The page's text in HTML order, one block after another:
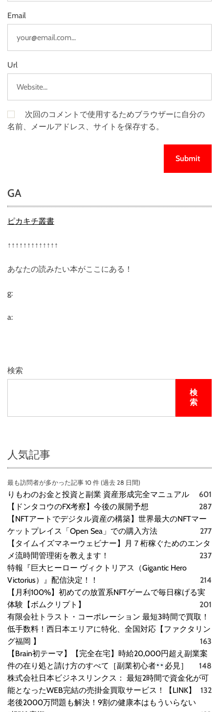
Email
Url
次回のコメントで使用するためブラウザーに自分の
名前、メールアドレス、サイトを保存する。
GA
ピカキチ叢書
↑↑↑↑↑↑↑↑↑↑↑↑↑
あなたの読みたい本がここにある！
g:
a:
検索
検
索
人気記事
最も訪問者が多かった記事 10 件 (過去 28 日間)
りもわのお金と投資と副業 資産形成完全マニュアル
601
【ドンタコウのFX考察】今後の展開予想
287
【NFTアートでデジタル資産の構築】世界最大のNFTマー
ケットプレイス「Open Sea」での購入方法
277
【タイムイズマネーウェビナー】月７桁稼ぐためのエンタ
メ流時間管理術を教えます！
237
特報『巨大ヒーロー ヴィクトリアス（Gigantic Hero
Victorius）』配信決定！！
214
【月利100%】初めての放置系NFTゲームで毎日稼げる実
体験【ボムクリプト】
201
有限会社トラスト・コーポレーション 最短3時間で買取！
低手数料！西日本エリアに特化、全国対応【ファクタリン
グ福岡 】
163
【Brain初テーマ】【完全在宅】時給20,000円超え副業案
件の在り処と請け方のすべて［副業初心者
必見］
148
株式会社日本ビジネスリンクス： 最短2時間で資金化が可
能となったWEB完結の売掛金買取サービス！【LINK】
132
老後2000万問題も解決！9割の健康本はもういらない